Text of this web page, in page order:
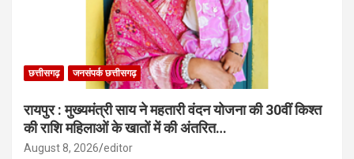
छत्तीसगढ़ जनसंपर्क छत्तीसगढ़
रायपुर : मुख्यमंत्री साय ने महतारी वंदन योजना की 30वीं किश्त
की राशि महिलाओं के खातों में की अंतरित…
August 8, 2026 editor